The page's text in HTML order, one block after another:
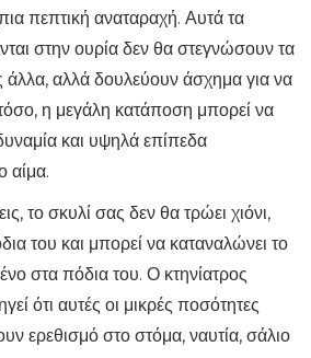
πεπτική αναταραχή. Αυτά τα
στην ουρία δεν θα στεγνώσουν τα
αλλά δουλεύουν άσχημα για να
η μεγάλη κατάποση μπορεί να
και υψηλά επίπεδα
αίμα.
το σκυλί σας δεν θα τρώει χιόνι,
του και μπορεί να καταναλώνει το
στα πόδια του. Ο κτηνίατρος
ότι αυτές οι μικρές ποσότητες
ερεθισμό στο στόμα, ναυτία, σάλιο